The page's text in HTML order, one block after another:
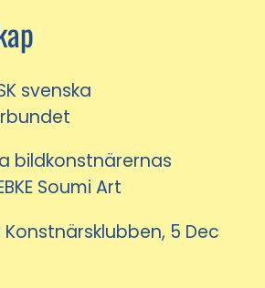
svenska
bildkonstnärernas
Soumi Art
5 Dec